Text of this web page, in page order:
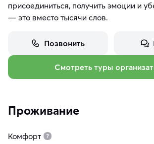
присоединиться, получить эмоции и
— это вместо тысячи слов.
Позвонить
Смотреть туры
Проживание
Комфорт